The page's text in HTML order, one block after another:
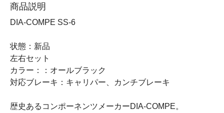
商品説明
DIA-COMPE SS-6
状態：新品
左右セット
カラー：：オールブラック
対応ブレーキ：キャリパー、カンチブレーキ
歴史あるコンポーネンツメーカーDIA-COMPE。